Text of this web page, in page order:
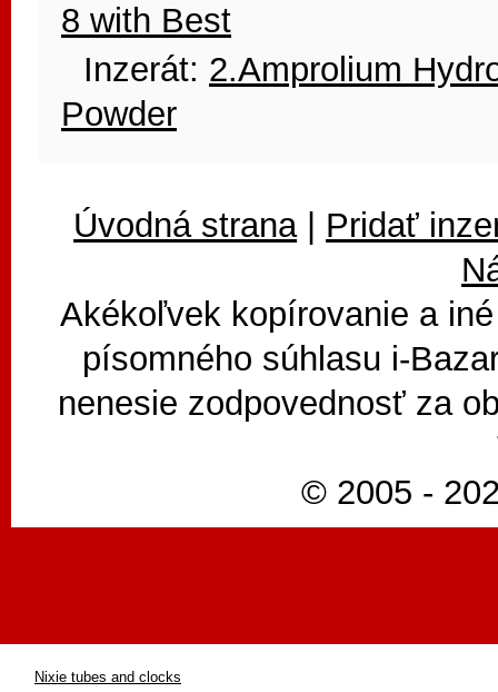
8 with Best
Inzerát: 2.Amprolium
Powder
Úvodná strana| Pridať
Akékoľvek kopírovanie a
písomného súhlasu i-
nenesie zodpovednosť za
© 2005 -
Nixie tubes and clocks